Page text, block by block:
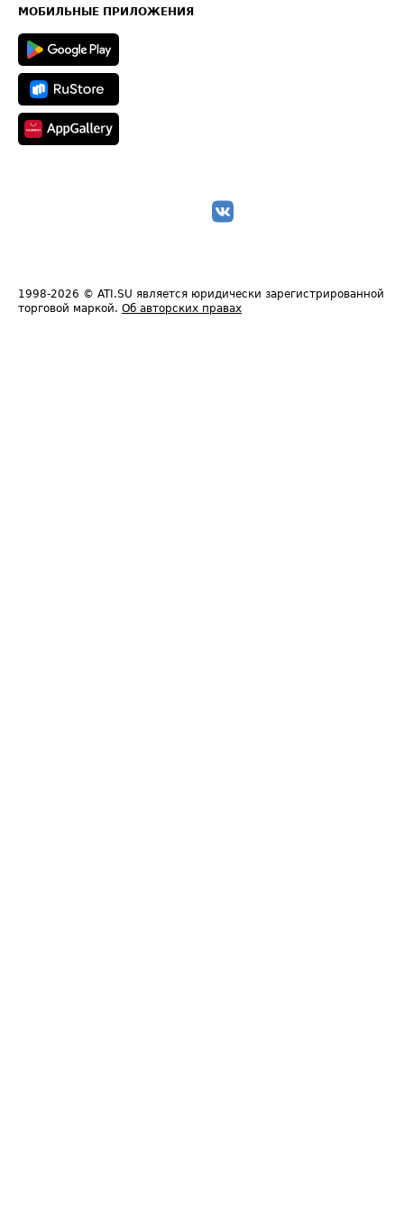
Техническая информация
МОБИЛЬНЫЕ ПРИЛОЖЕНИЯ
1998-2026 © ATI.SU является юридически зарегистрированной
торговой маркой. Об авторских правах